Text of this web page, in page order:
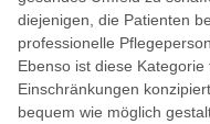
diejenigen, die Patienten
professionelle
Ebenso ist diese
Einschränkungen
bequem wie möglich